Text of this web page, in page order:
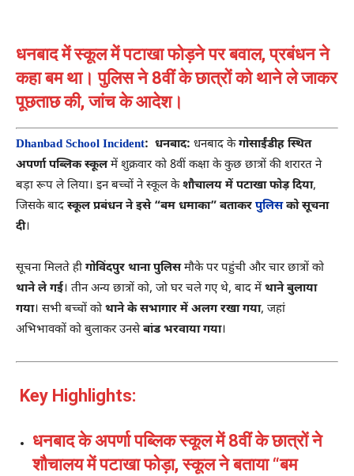
धनबाद में स्कूल में पटाखा फोड़ने पर बवाल, प्रबंधन ने
कहा बम था। पुलिस ने 8वीं के छात्रों को थाने ले जाकर
पूछताछ की, जांच के आदेश।
Dhanbad School Incident: धनबाद: धनबाद केगोसाईंडीह स्थित
अपर्णा पब्लिक स्कूलमें शुक्रवार को 8वीं कक्षा के कुछ छात्रों की शरारत ने
बड़ा रूप ले लिया। इन बच्चों ने स्कूल केशौचालय में पटाखा फोड़ दिया,
जिसके बाद स्कूल प्रबंधन ने इसे “बम धमाका” बताकर पुलिसको सूचना
दी।
सूचना मिलते ही गोविंदपुर थाना पुलिसमौके पर पहुंची और चार छात्रों को
थाने ले गई। तीन अन्य छात्रों को, जो घर चले गए थे, बाद मेंथाने बुलाया
गया। सभी बच्चों को थाने के सभागार में अलग रखा गया, जहां
अभिभावकों को बुलाकर उनसेबांड भरवाया गया।
Key Highlights:
धनबाद के अपर्णा पब्लिक स्कूल में 8वीं के छात्रों ने
शौचालय में पटाखा फोड़ा, स्कूल ने बताया “बम